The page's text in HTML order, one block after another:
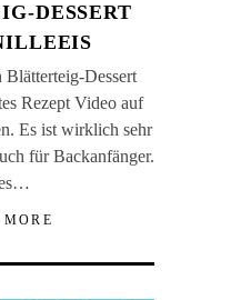
DESSERT
Dessert
Rezept Video auf
Es ist wirklich sehr
für Backanfänger.